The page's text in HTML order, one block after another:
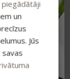
LV-2167
un
Jūs